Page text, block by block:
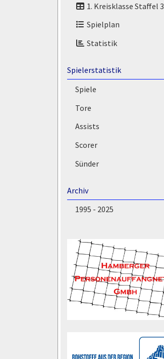
1. Kreisklasse Staffel 3
Spielplan
Statistik
Spielerstatistik
Spiele
Tore
Assists
Scorer
Sünder
Archiv
1995 - 2025